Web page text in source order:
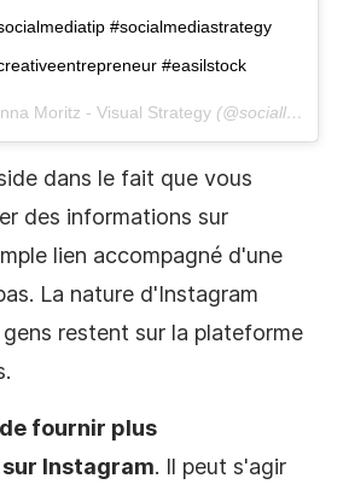
#socialmediastrategy
#easilstock
Moritz - Visual Strategy (@sociallysorted)
dans le fait que vous
des informations sur
lien accompagné d'une
La nature d'Instagram
restent sur la plateforme
de fournir plus
Instagram. Il peut s'agir